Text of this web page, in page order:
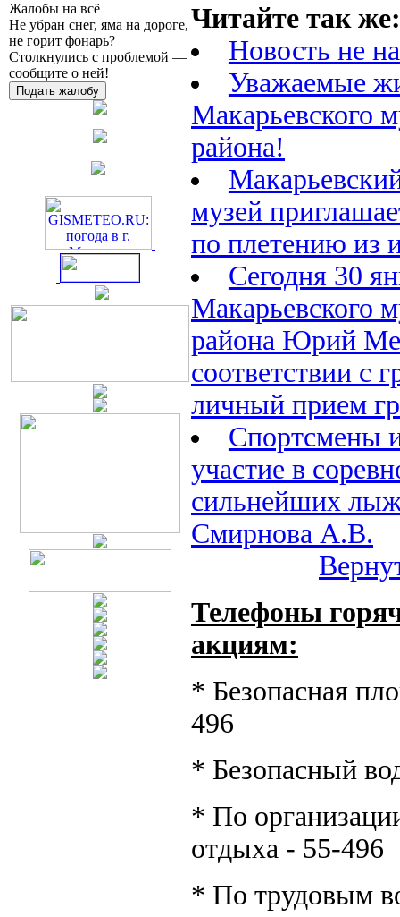
Жалобы на всё
Не убран снег, яма на дороге,
не горит фонарь?
Столкнулись с проблемой —
сообщите о ней!
Подать жалобу
Читайте так же:
Новость не
Уважаемые
Макарьевского
района!
музей
по плетению из
Сегодня 30
Макарьевского
района Юрий
соответствии с
личный прием
участие в
сильнейших
Смирнова А.В.
Телефоны
акциям:
* Безопасная
496
* Безопасный
* По
отдыха - 55-496
* По трудовым